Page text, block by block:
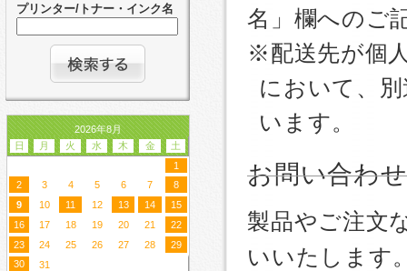
プリンター/トナー・インク名
2026年8月
日
月 火 水 木 金
土
1
2
3 4 5 6 7
8
9
10 11 12 13 14
15
16
17 18 19 20 21
22
23
24 25 26 27 28
29
30
31
名」欄へのご
※配送先が個
において、
います。
お問い合わせ
製品やご注文
いいたします